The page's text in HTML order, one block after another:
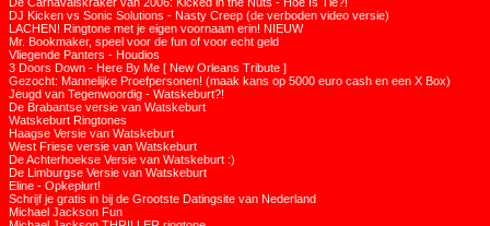
DJ Kicken vs Sonic Solutions - Nasty Creep (de verboden video versie)
LACHEN! Ringtone met je eigen voornaam erin! NIEUW
Mr. Bookmaker, speel voor de fun of voor echt geld
Vliegende Panters - Houdios
3 Doors Down - Here By Me [ New Orleans Tribute ]
Gezocht: Mannelijke Proefpersonen! (maak kans op 5000 euro cash en een X Box)
Jeugd van Tegenwoordig - Watskeburt?!
De Brabantse versie van Watskeburt
Watskeburt Ringtones
Haagse Versie van Watskeburt
West Friese versie van Watskeburt
De Achterhoekse Versie van Watskeburt :)
De Limburgse Versie van Watskeburt
Eline - Opkeplurt!
Schrijf je gratis in bij de Grootste Datingsite van Nederland
Michael Jackson Fun